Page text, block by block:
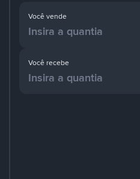
Você recebe
Você vende